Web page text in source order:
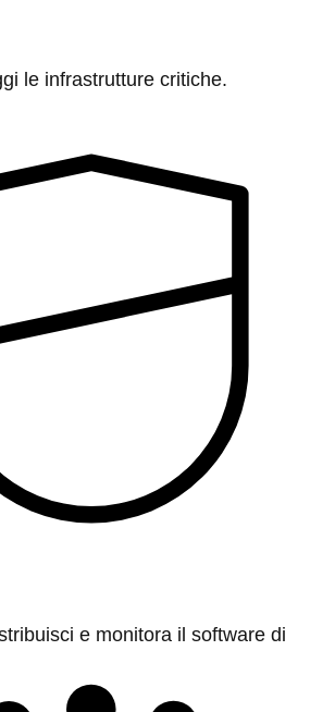
le infrastrutture critiche.
e monitora il software di